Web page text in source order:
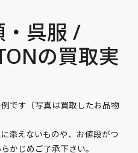
・呉服 /
の買取実
です（写真は買取したお品物
添えないものや、お値段がつ
かじめご了承下さい。